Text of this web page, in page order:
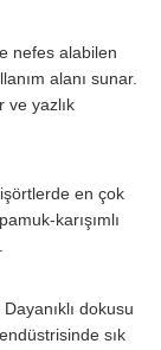
nefes alabilen
alanı sunar.
ve yazlık
en çok
karışımlı
dokusu
sık